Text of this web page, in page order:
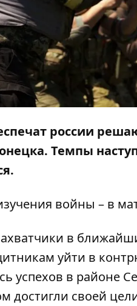
россии
Темпы
войны – в
в
уйти в
успехов в районе
достигли своей